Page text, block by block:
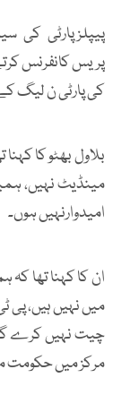
پیپلزپارٹی کی
پریس کانفرنس
کی پارٹی ن لیگ
بلاول بھٹو کا
مینڈیٹ نہیں،
امیدوارنہیں ہوں۔
ان کا کہنا تھا
میں نہیں ہیں، پی
چیت نہیں کرے
مرکز میں